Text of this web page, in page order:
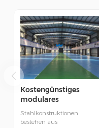
Kostengünstiges
modulares
r mit Stahlkonstruktion
Stahlkonstruktionen
bestehen aus